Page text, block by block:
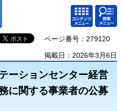
コンテ
ンツメ
ニュー
検索・
共通メ
ニュー
ページ番号：279120
掲載日：2026年3月6日
ーションセンター経営
に関する事業者の公募